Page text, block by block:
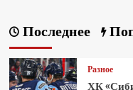
Последнее
Разное
ХК